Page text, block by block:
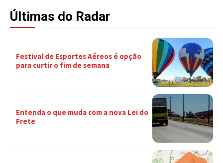
Últimas do Radar
Festival de Esportes Aéreos é opção
para curtir o fim de semana
Entenda o que muda com a nova Lei do
Frete